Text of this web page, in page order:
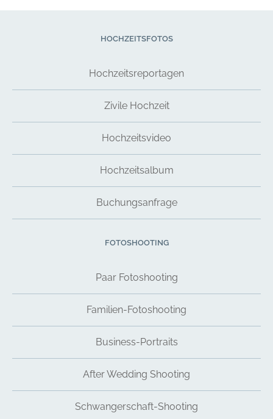
HOCHZEITSFOTOS
Hochzeitsreportagen
Zivile Hochzeit
Hochzeitsvideo
Hochzeitsalbum
Buchungsanfrage
FOTOSHOOTING
Paar Fotoshooting
Familien-Fotoshooting
Business-Portraits
After Wedding Shooting
Schwangerschaft-Shooting